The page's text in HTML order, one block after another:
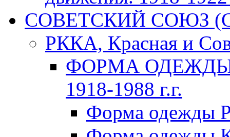
СОВЕТСКИЙ СОЮЗ
РККА, Красная и
ФОРМА ОДЕЖДЫ
1918-1988 г.г.
Форма одежды